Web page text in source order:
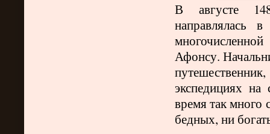
В августе
направлялась
Афонсу.
экспедициях
время так много
бедных, ни